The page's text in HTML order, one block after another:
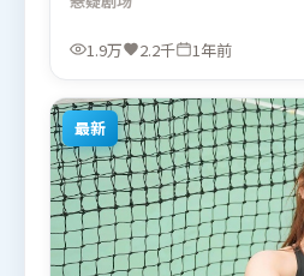
情绪贴合。由毕赣执导，基里
托尼·贾，杨紫等联袂出演。影
观众观看。
1.9万 2.2千 1年前
最新